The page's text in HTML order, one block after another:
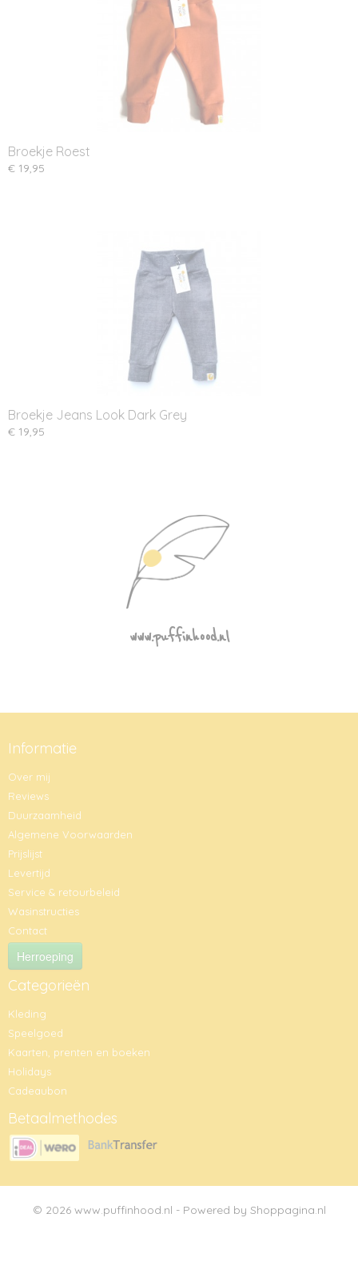
Broekje Roest
€ 19,95
Broekje Jeans Look Dark Grey
€ 19,95
www.puffinhood.nl
Informatie
Over mij
Reviews
Duurzaamheid
Algemene Voorwaarden
Prijslijst
Levertijd
Service & retourbeleid
Wasinstructies
Contact
Herroeping
Categorieën
Kleding
Speelgoed
Kaarten, prenten en boeken
Holidays
Cadeaubon
Betaalmethodes
© 2026 www.puffinhood.nl - Powered by Shoppagina.nl